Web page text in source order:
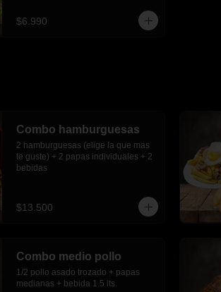
$6.990
Combo hamburguesas
2 hamburguesas (elige la que mas
te guste) + 2 papas individuales + 2
bebidas
$13.500
Combo medio pollo
1/2 pollo asado trozado + papas
medianas + bebida 1.5 lts.